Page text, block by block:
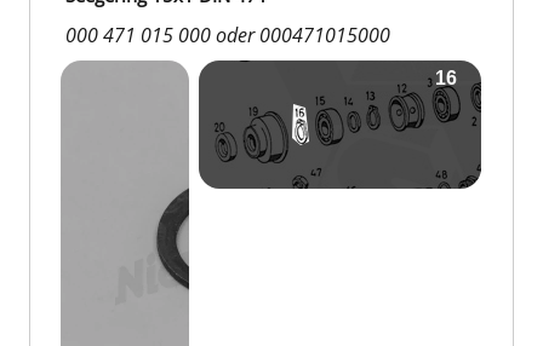
000 471 015 000 oder 000471015000